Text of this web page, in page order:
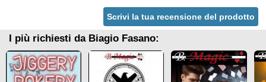
Scrivi la tua recensione del prodotto
I più richiesti da Biagio Fasano: